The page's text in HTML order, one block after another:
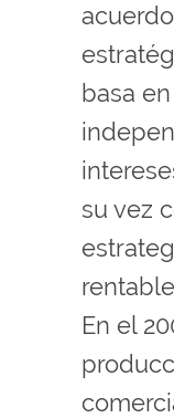
basa
su vez
En el